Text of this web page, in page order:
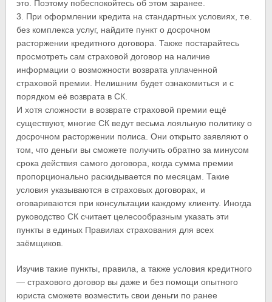
это. Поэтому побеспокойтесь об этом заранее.
3. При оформлении кредита на стандартных условиях, т.е.
без комплекса услуг, найдите пункт о досрочном
расторжении кредитного договора. Также постарайтесь
просмотреть сам страховой договор на наличие
информации о возможности возврата уплаченной
страховой премии. Нелишним будет ознакомиться и с
порядком её возврата в СК.
И хотя сложности в возврате страховой премии ещё
существуют, многие СК ведут весьма лояльную политику о
досрочном расторжении полиса. Они открыто заявляют о
том, что деньги вы сможете получить обратно за минусом
срока действия самого договора, когда сумма премии
пропорционально раскидывается по месяцам. Такие
условия указываются в страховых договорах, и
оговариваются при консультации каждому клиенту. Иногда
руководство СК считает целесообразным указать эти
пункты в единых Правилах страхования для всех
заёмщиков.
Изучив такие пункты, правила, а также условия кредитного
— страхового договор вы даже и без помощи опытного
юриста сможете возместить свои деньги по ранее